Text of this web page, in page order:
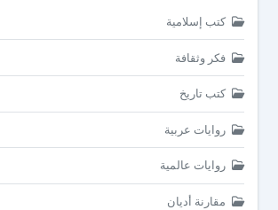
كتب إسلامية
فكر وثقافة
كتب تاريخ
روايات عربية
روايات عالمية
مقارنة أديان